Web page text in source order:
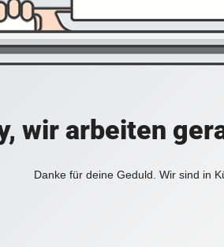
wir arbeiten
Danke für deine Geduld. Wir sind in